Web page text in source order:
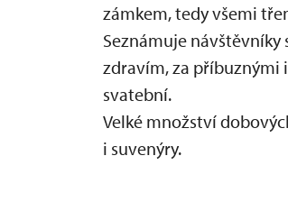
zámkem, tedy všemi
Seznámuje
zdravím, za příbuznými
svatební.
Velké množství
i suvenýry.